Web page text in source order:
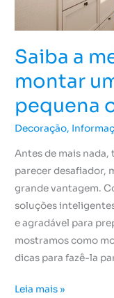
Saiba a
montar
pequena
Decoração,
Antes de mais
parecer desafiador,
grande vantagem.
soluções
e agradável para
mostramos como
dicas para fazê-la
Leia mais »